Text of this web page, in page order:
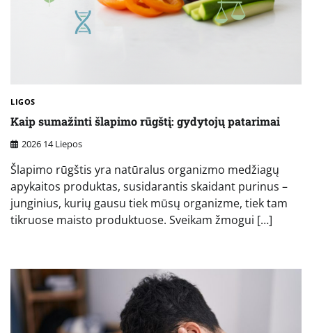
LIGOS
Kaip sumažinti šlapimo rūgštį: gydytojų patarimai
2026 14 Liepos
Šlapimo rūgštis yra natūralus organizmo medžiagų
apykaitos produktas, susidarantis skaidant purinus –
junginius, kurių gausu tiek mūsų organizme, tiek tam
tikruose maisto produktuose. Sveikam žmogui […]